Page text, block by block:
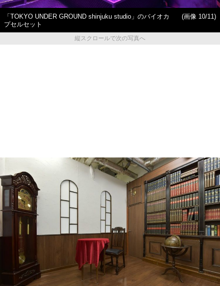
「TOKYO UNDER GROUND shinjuku studio」のバイオカ
プセルセット
(画像 10/11)
縦スクロールで次の写真へ